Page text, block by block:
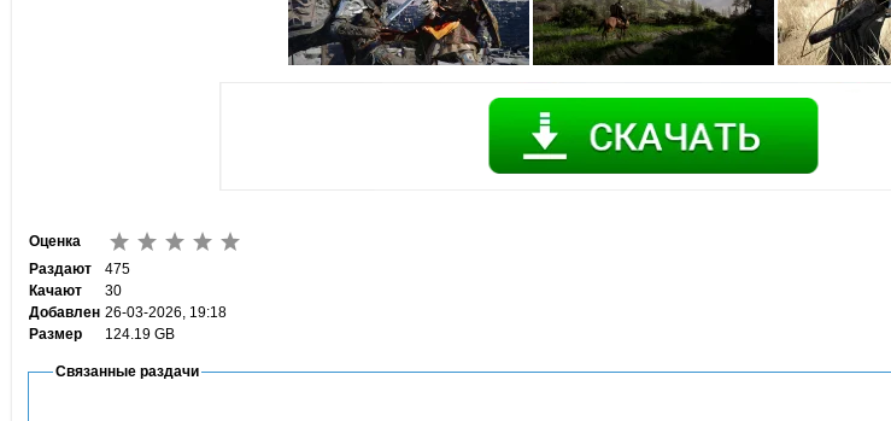
Оценка
Раздают
475
Качают
30
Добавлен 26-03-2026, 19:18
Размер
124.19 GB
Связанные раздачи